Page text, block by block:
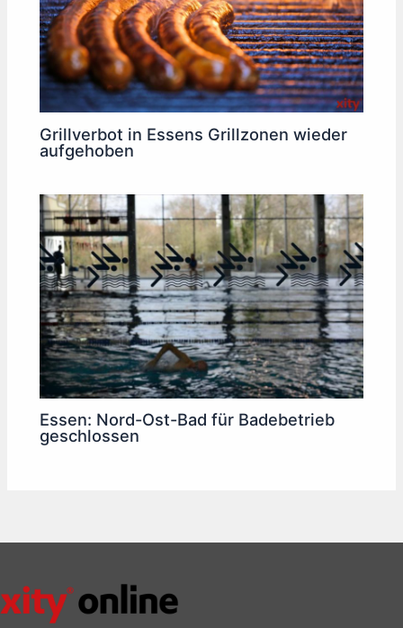
Grillverbot in Essens Grillzonen wieder
aufgehoben
Essen: Nord-Ost-Bad für Badebetrieb
geschlossen